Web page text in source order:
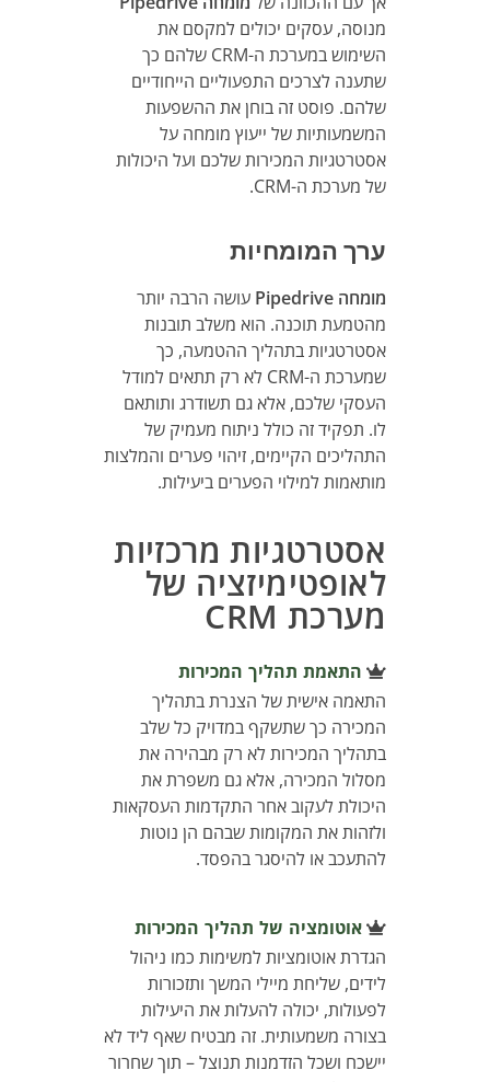
מנוסה, עסקים יכולים למקסם את
השימוש במערכת ה-CRM שלהם כך
שתענה לצרכים התפעוליים הייחודיים
שלהם. פוסט זה בוחן את ההשפעות
המשמעותיות של ייעוץ מומחה על
אסטרטגיות המכירות שלכם ועל היכולות
של מערכת ה-CRM.
ערך המומחיות
מומחה Pipedrive
עושה הרבה יותר
מהטמעת תוכנה. הוא משלב תובנות
אסטרטגיות בתהליך ההטמעה, כך
שמערכת ה-CRM לא רק תתאים למודל
העסקי שלכם, אלא גם תשודרג ותותאם
לו. תפקיד זה כולל ניתוח מעמיק של
התהליכים הקיימים, זיהוי פערים והמלצות
מותאמות למילוי הפערים ביעילות.
אסטרטגיות מרכזיות
לאופטימיזציה של
מערכת CRM
התאמת תהליך המכירות
התאמה אישית של הצנרת בתהליך
המכירה כך שתשקף במדויק כל שלב
בתהליך המכירות לא רק מבהירה את
מסלול המכירה, אלא גם משפרת את
היכולת לעקוב אחר התקדמות העסקאות
ולזהות את המקומות שבהם הן נוטות
להתעכב או להיסגר בהפסד.
אוטומציה של תהליך המכירות
הגדרת אוטומציות למשימות כמו ניהול
לידים, שליחת מיילי המשך ותזכורות
לפעולות, יכולה להעלות את היעילות
בצורה משמעותית. זה מבטיח שאף ליד לא
יישכח ושכל הזדמנות תנוצל – תוך שחרור